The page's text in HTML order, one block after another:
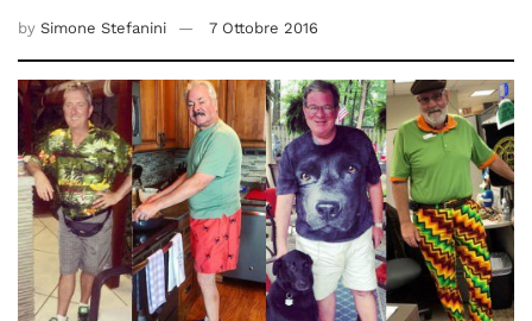
by Simone Stefanini 7 Ottobre 2016